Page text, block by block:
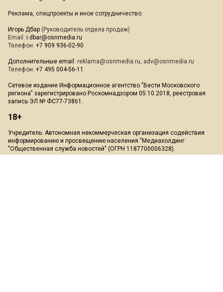
Реклама, спецпроекты и иное сотрудничество:
Игорь Дбар (Руководитель отдела продаж)
Email: i.dbar@osnmedia.ru
Телефон: +7 909 936-02-90
Дополнительные email: reklama@osnmedia.ru, adv@osnmedia.ru
Телефон: +7 495 004-56-11
Сетевое издание Информационное агентство "Вести Московского
региона" зарегистрировано Роскомнадзором 05.10.2018, реестровая
запись ЭЛ № ФС77-73861.
18+
Учредитель: Автономная некоммерческая организация содействия
информированию и просвещению населения "Медиахолдинг
"Общественная служба новостей" (ОГРН 1187700006328).